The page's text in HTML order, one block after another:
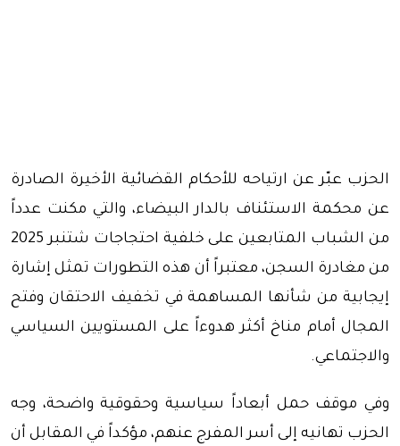
الحزب عبّر عن ارتياحه للأحكام القضائية الأخيرة الصادرة
عن محكمة الاستئناف بالدار البيضاء، والتي مكنت عدداً
من الشباب المتابعين على خلفية احتجاجات شتنبر 2025
من مغادرة السجن، معتبراً أن هذه التطورات تمثل إشارة
إيجابية من شأنها المساهمة في تخفيف الاحتقان وفتح
المجال أمام مناخ أكثر هدوءاً على المستويين السياسي
والاجتماعي.
وفي موقف حمل أبعاداً سياسية وحقوقية واضحة، وجه
الحزب تهانيه إلى أسر المفرج عنهم، مؤكداً في المقابل أن